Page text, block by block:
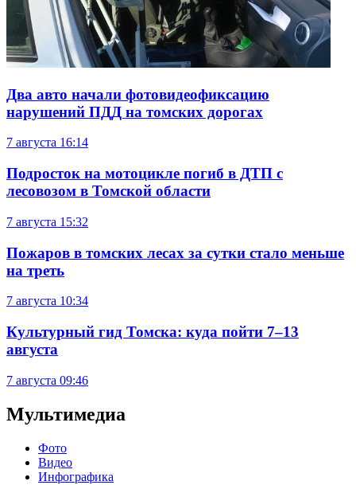
Два авто начали фотовидеофиксацию
нарушений ПДД на томских дорогах
7 августа 16:14
Подросток на мотоцикле погиб в ДТП с
лесовозом в Томской области
7 августа 15:32
Пожаров в томских лесах за сутки стало меньше
на треть
7 августа 10:34
Культурный гид Томска: куда пойти 7–13
августа
7 августа 09:46
Мультимедиа
Фото
Видео
Инфографика